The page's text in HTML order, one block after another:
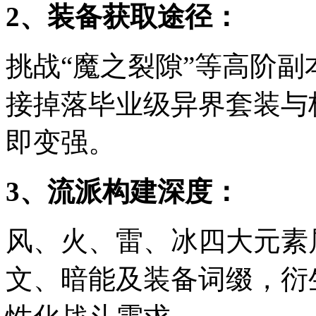
2、装备获取途径：
挑战“魔之裂隙”等高阶
接掉落毕业级异界套装
即变强。
3、流派构建深度：
风、火、雷、冰四大元
文、暗能及装备词缀，